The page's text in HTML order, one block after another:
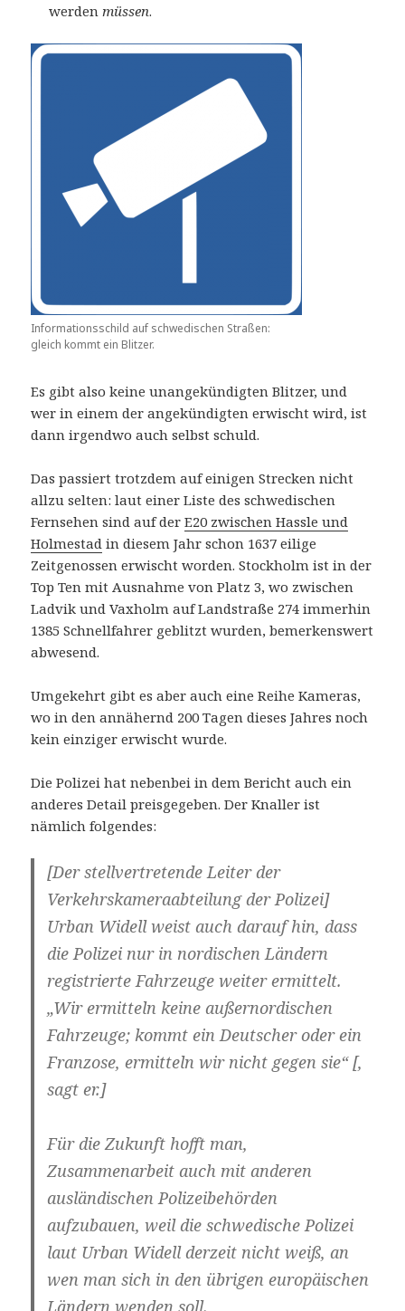
werdenmüssen.
Informationsschild auf schwedischen Straßen:
gleich kommt ein Blitzer.
Es gibt also keine unangekündigten Blitzer, und
wer in einem der angekündigten erwischt wird, ist
dann irgendwo auch selbst schuld.
Das passiert trotzdem auf einigen Strecken nicht
allzu selten: laut einer Liste des schwedischen
Fernsehen sind auf derE20 zwischen Hassle und
Holmestad in diesem Jahr schon 1637 eilige
Zeitgenossen erwischt worden. Stockholm ist in der
Top Ten mit Ausnahme von Platz 3, wo zwischen
Ladvik und Vaxholm auf Landstraße 274 immerhin
1385 Schnellfahrer geblitzt wurden, bemerkenswert
abwesend.
Umgekehrt gibt es aber auch eine Reihe Kameras,
wo in den annähernd 200 Tagen dieses Jahres noch
kein einziger erwischt wurde.
Die Polizei hat nebenbei in dem Bericht auch ein
anderes Detail preisgegeben. Der Knaller ist
nämlich folgendes:
[Der stellvertretende Leiter der
Verkehrskameraabteilung der Polizei]
Urban Widell weist auch darauf hin, dass
die Polizei nur in nordischen Ländern
registrierte Fahrzeuge weiter ermittelt.
„Wir ermitteln keine außernordischen
Fahrzeuge; kommt ein Deutscher oder ein
Franzose, ermitteln wir nicht gegen sie“ [,
sagt er.]
Für die Zukunft hofft man,
Zusammenarbeit auch mit anderen
ausländischen Polizeibehörden
aufzubauen, weil die schwedische Polizei
laut Urban Widell derzeit nicht weiß, an
wen man sich in den übrigen europäischen